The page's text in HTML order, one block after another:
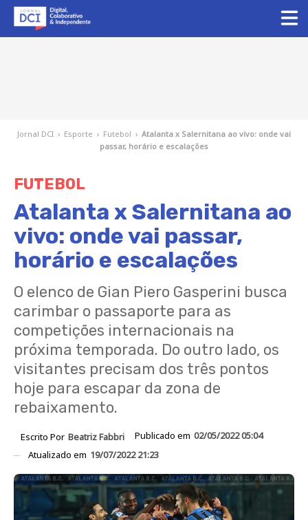
Jornal DCI › Esporte › Futebol › Atalanta x Salernitana ao vivo: onde vai
passar, horário e escalações
FUTEBOL
Atalanta x Salernitana ao
vivo: onde vai passar,
horário e escalações
O elenco de Gian Piero Gasperini busca
carimbar o passaporte para as
competições internacionais na
próxima temporada. Do outro lado, os
visitantes precisam dos três pontos
hoje para escapar da zona de
rebaixamento.
Escrito Por Beatriz Fabbri Publicado em 02/05/2022 05:04
Atualizado em 19/07/2022 21:23